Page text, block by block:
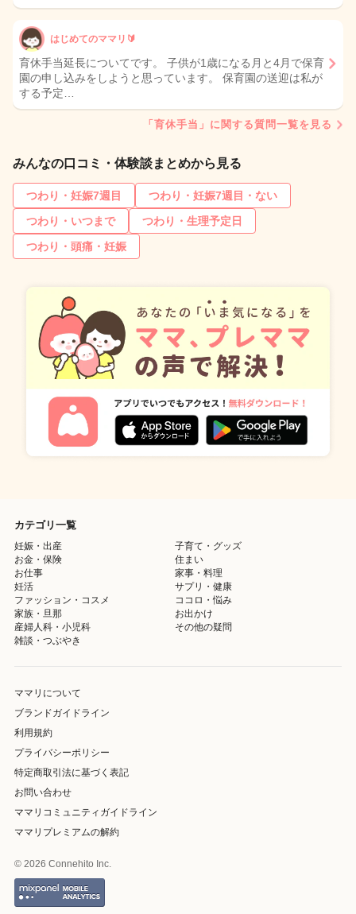
はじめてのママリ🔰
育休手当延長についてです。 子供が1歳になる月と4月で保育
園の申し込みをしようと思っています。 保育園の送迎は私が
する予定…
「育休手当」に関する質問一覧を見る
みんなの口コミ・体験談まとめから見る
つわり・妊娠7週目
つわり・妊娠7週目・ない
つわり・いつまで
つわり・生理予定日
つわり・頭痛・妊娠
カテゴリ一覧
妊娠・出産
子育て・グッズ
お金・保険
住まい
お仕事
家事・料理
妊活
サプリ・健康
ファッション・コスメ
ココロ・悩み
家族・旦那
お出かけ
産婦人科・小児科
その他の疑問
雑談・つぶやき
ママリについて
ブランドガイドライン
利用規約
プライバシーポリシー
特定商取引法に基づく表記
お問い合わせ
ママリコミュニティガイドライン
ママリプレミアムの解約
© 2026 Connehito Inc.